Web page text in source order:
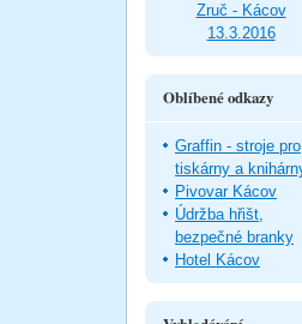
Zruč - Kácov
13.3.2016
Oblíbené odkazy
Graffin - stroje pro
tiskárny a
Pivovar Kácov
Údržba hřišt,
bezpečné branky
Hotel Kácov